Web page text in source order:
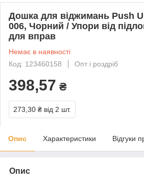
Дошка для віджимань Push
006, Чорний / Упори від
для вправ
Немає в наявності
Код: 123460158
Опт і роздріб
398,57 ₴
273,30 ₴ від 2 шт.
Опис Характеристики Відгуки
Опис